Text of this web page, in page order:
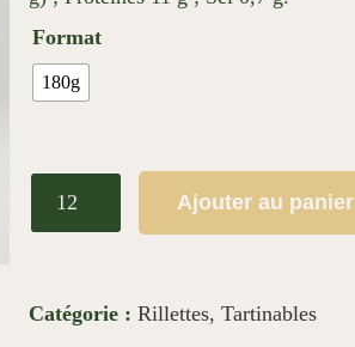
Format
180g
Ajouter au panier
Catégorie : Rillettes, Tartinables